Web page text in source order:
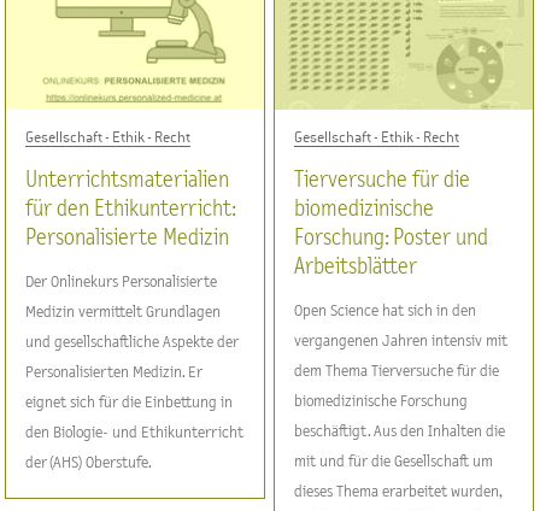
Gesellschaft - Ethik - Recht
Unterrichtsmaterialien
für den Ethikunterricht:
Personalisierte Medizin
Der Onlinekurs Personalisierte
Medizin vermittelt Grundlagen
und gesellschaftliche Aspekte der
Personalisierten Medizin. Er
eignet sich für die Einbettung in
den Biologie- und Ethikunterricht
der (AHS) Oberstufe.
Gesellschaft - Ethik - Recht
Tierversuche für die
biomedizinische
Forschung: Poster und
Arbeitsblätter
Open Science hat sich in den
vergangenen Jahren intensiv mit
dem Thema Tierversuche für die
biomedizinische Forschung
beschäftigt. Aus den Inhalten die
mit und für die Gesellschaft um
dieses Thema erarbeitet wurden,